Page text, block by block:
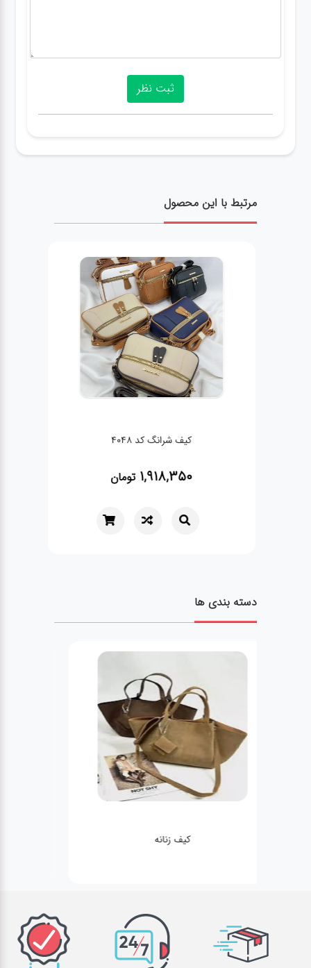
مرتبط با این محصول
کیف شرانگ کد 4048
1,918,350 تومان
دسته بندی ها
کیف زنانه